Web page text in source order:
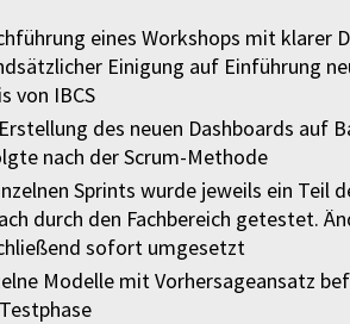
eines Workshops mit klarer
Einigung auf Einführung
von IBCS
des neuen Dashboards auf
nach der Scrum-Methode
Sprints wurde jeweils ein Teil
durch den Fachbereich getestet.
sofort umgesetzt
Modelle mit Vorhersageansatz